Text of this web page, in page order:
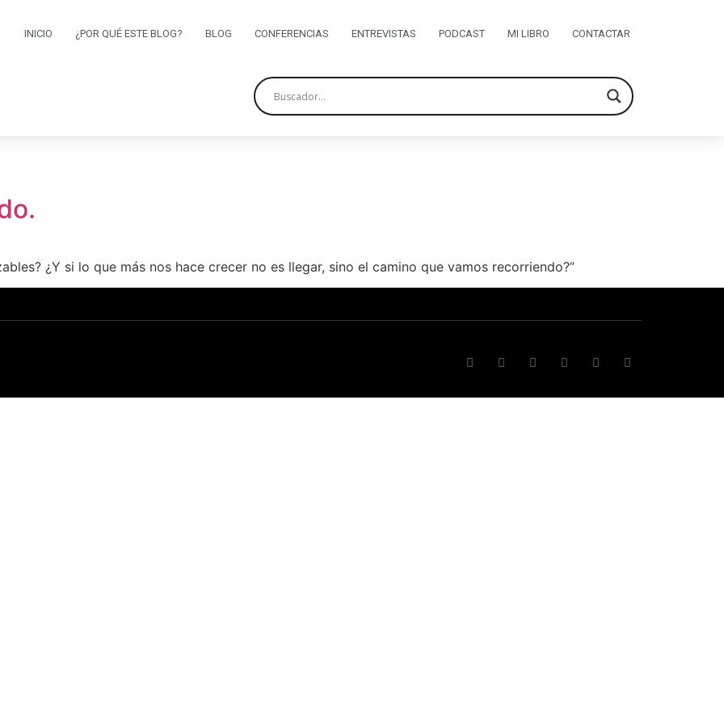
INICIO ¿POR QUÉ ESTE BLOG? BLOG CONFERENCIAS ENTREVISTAS PODCAST MI LIBRO CONTACTAR
¿Y si lo que más nos hace crecer no es llegar, sino el camino que vamos recorriendo?”